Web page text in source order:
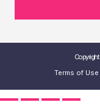
Terms of Use